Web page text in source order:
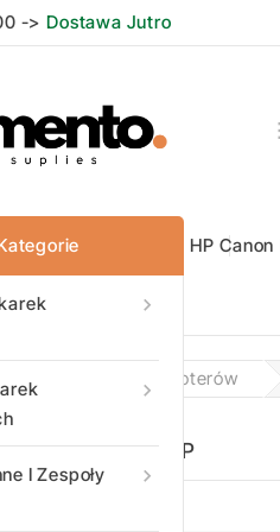
-> Dostawa Jutro



I Zespoły
HP Canon
Tusze Do Ploterów
HP